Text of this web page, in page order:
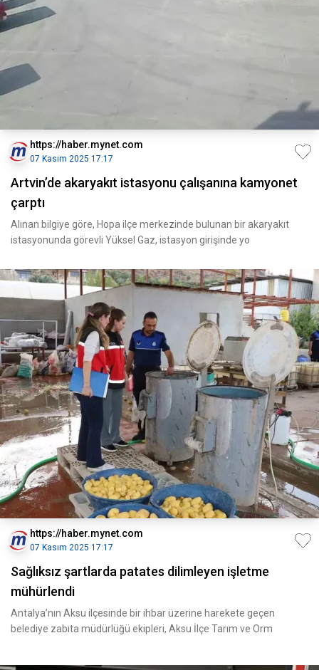
https://haber.mynet.com
07 Kasım 2025 17:17
Artvin’de akaryakıt istasyonu çalışanına kamyonet
çarptı
Alınan bilgiye göre, Hopa ilçe merkezinde bulunan bir akaryakıt
istasyonunda görevli Yüksel Gaz, istasyon girişinde yo
https://haber.mynet.com
07 Kasım 2025 17:17
Sağlıksız şartlarda patates dilimleyen işletme
mühürlendi
Antalya’nın Aksu ilçesinde bir ihbar üzerine harekete geçen
belediye zabıta müdürlüğü ekipleri, Aksu İlçe Tarım ve Orm